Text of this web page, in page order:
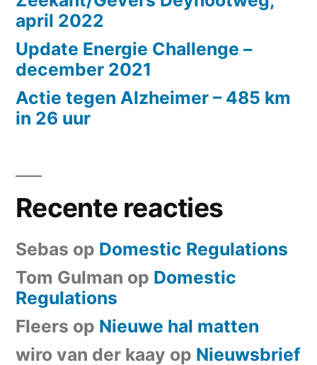
april 2022
Update Energie Challenge –
december 2021
Actie tegen Alzheimer – 485 km
in 26 uur
Recente reacties
Sebas op Domestic Regulations
Tom Gulman op Domestic
Regulations
Fleers op Nieuwe hal matten
wiro van der kaay op Nieuwsbrief